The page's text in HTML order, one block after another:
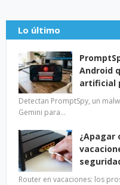
Lo último
Android
artificial
Detectan PromptSpy, un
Gemini para…
¿Apagar
Router en vacaciones: los